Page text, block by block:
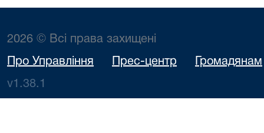
2026 © Всі права захищені
Про Управління Прес-центр Громадянам
v1.38.1